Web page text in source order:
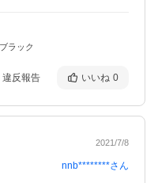
ラック
違反報告 いいね 0
2021/7/8
nnb********さん